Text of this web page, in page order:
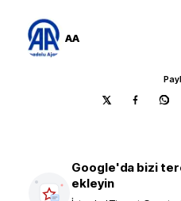
AA
Google'da bizi
ekleyin